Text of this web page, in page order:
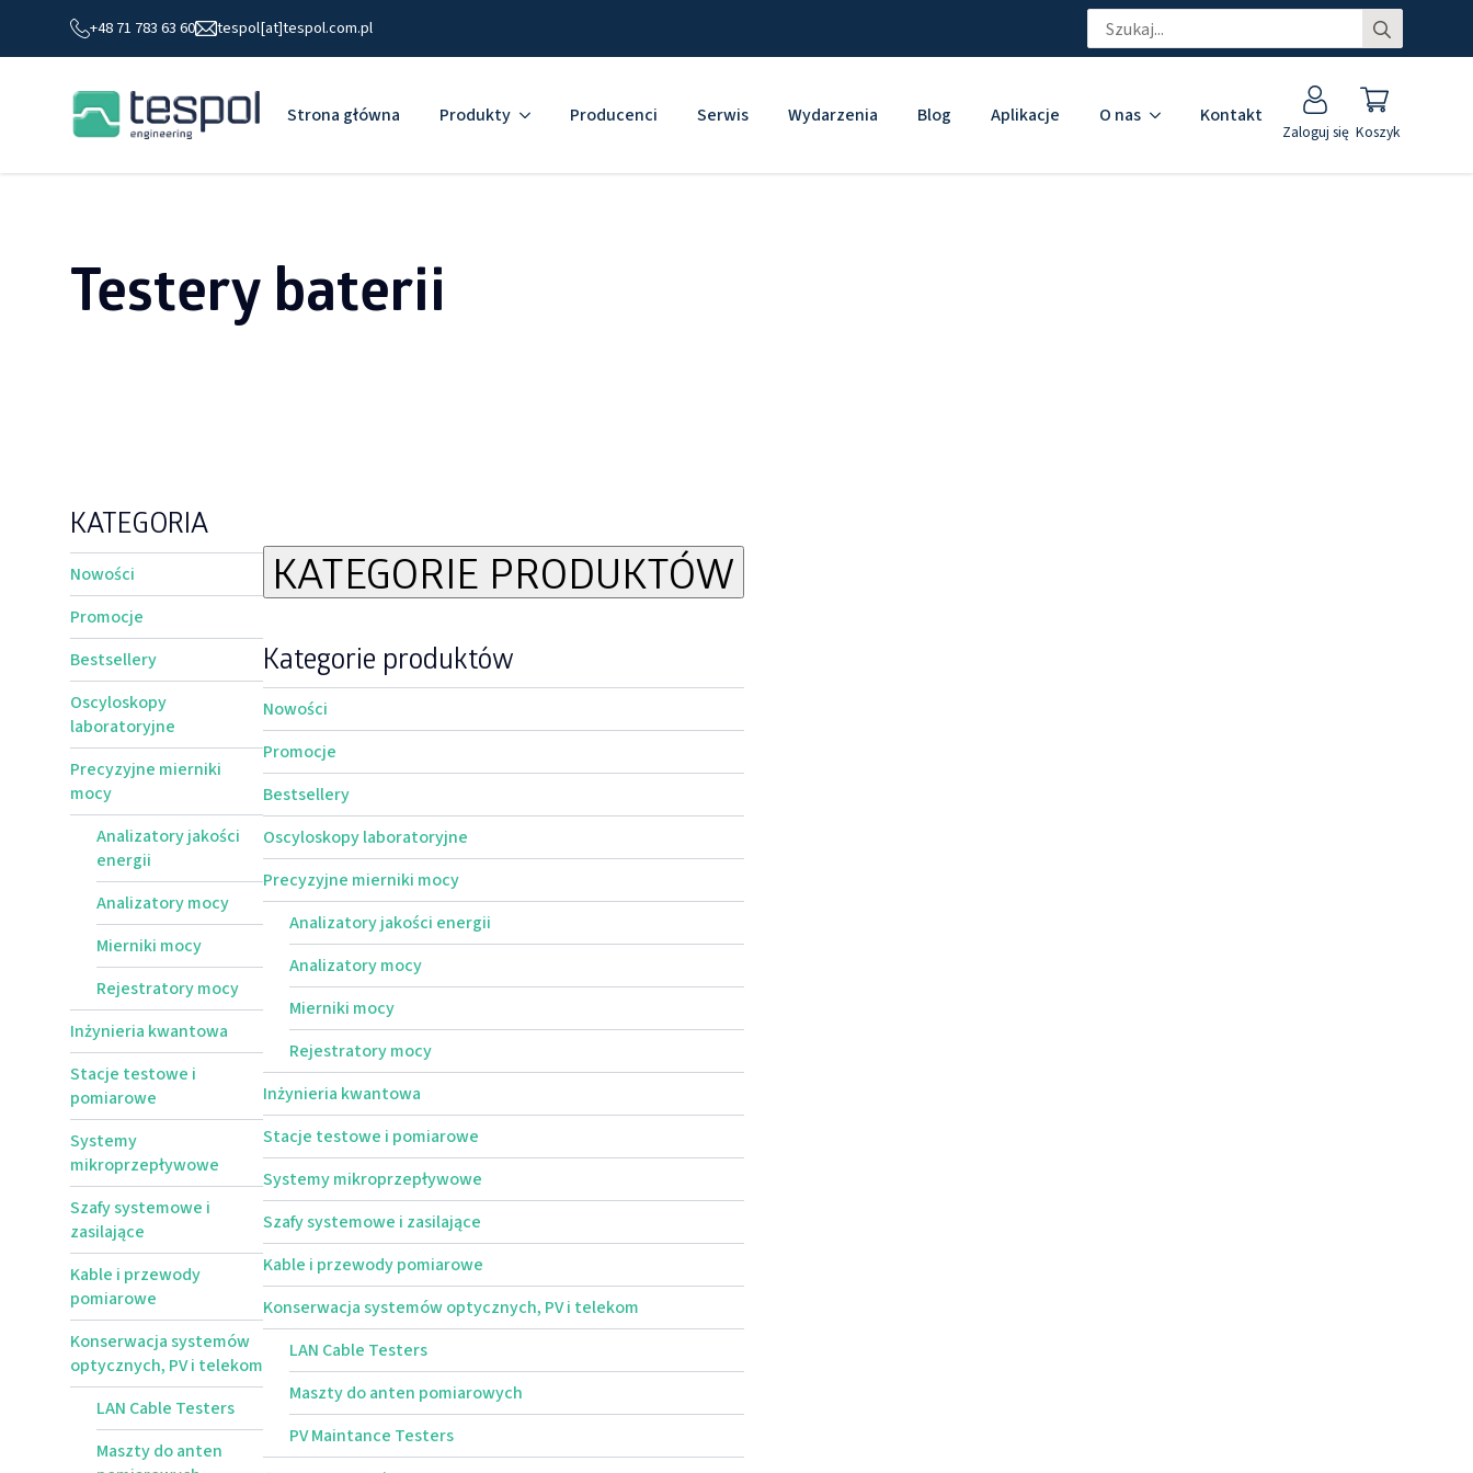
+48 71 783 63 60 tespol[at]tespol.com.pl
for:
Strona główna Produkty Producenci Serwis Wydarzenia Blog Aplikacje O nas Kontakt
Zaloguj się Koszyk
Testery baterii
KATEGORIA
Nowości
Promocje
Bestsellery
Oscyloskopy
laboratoryjne
Precyzyjne mierniki
mocy
Analizatory jakości
energii
Analizatory mocy
Mierniki mocy
Rejestratory mocy
Inżynieria kwantowa
Stacje testowe i
pomiarowe
Systemy
mikroprzepływowe
Szafy systemowe i
zasilające
Kable i przewody
pomiarowe
Konserwacja systemów
optycznych, PV i telekom
LAN Cable Testers
Maszty do anten
KATEGORIE PRODUKTÓW
Kategorie produktów
Nowości
Promocje
Bestsellery
Oscyloskopy laboratoryjne
Precyzyjne mierniki mocy
Analizatory jakości energii
Analizatory mocy
Mierniki mocy
Rejestratory mocy
Inżynieria kwantowa
Stacje testowe i pomiarowe
Systemy mikroprzepływowe
Szafy systemowe i zasilające
Kable i przewody pomiarowe
Konserwacja systemów optycznych, PV i telekom
LAN Cable Testers
Maszty do anten pomiarowych
PV Maintance Testers